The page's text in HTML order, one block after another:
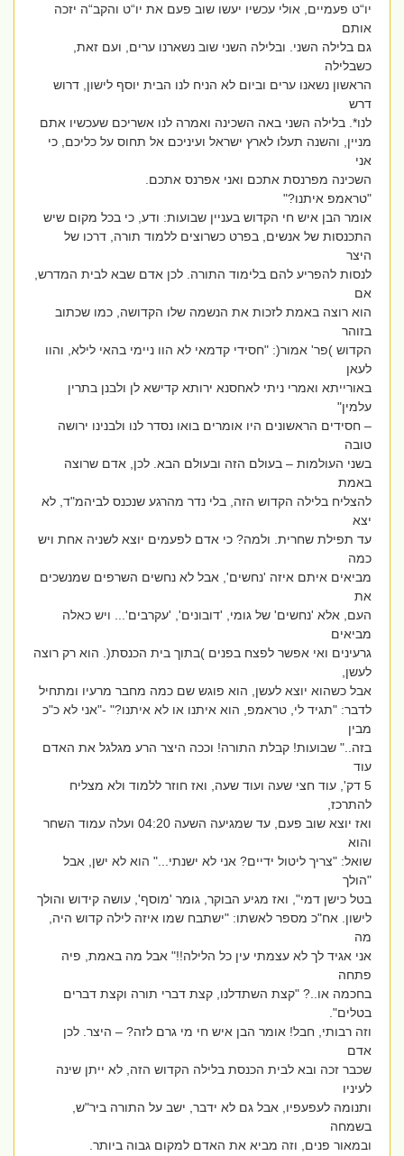
יו“ט פעמיים, אולי עכשיו יעשו שוב פעם את יו“ט והקב“ה יזכה
אותם
גם בלילה השני. ובלילה השני שוב נשארנו ערים, ועם זאת,
כשבלילה
הראשון נשאנו ערים וביום לא הניח לנו הבית יוסף לישון, דרוש
דרש
לנו*. בלילה השני באה השכינה ואמרה לנו אשריכם שעכשיו אתם
מניין, והשנה תעלו לארץ ישראל ועיניכם אל תחוס על כליכם, כי
אני
השכינה מפרנסת אתכם ואני אפרנס אתכם.
"טראמפ איתנו?"
אומר הבן איש חי הקדוש בעניין שבועות: ודע, כי בכל מקום שיש
התכנסות של אנשים, בפרט כשרוצים ללמוד תורה, דרכו של
היצר
לנסות להפריע להם בלימוד התורה. לכן אדם שבא לבית המדרש,
אם
הוא רוצה באמת לזכות את הנשמה שלו הקדושה, כמו שכתוב
בזוהר
הקדוש )פר' אמור(: "חסידי קדמאי לא הוו ניימי בהאי לילא, והוו
לעאן
באורייתא ואמרי ניתי לאחסנא ירותא קדישא לן ולבנן בתרין
עלמין"
– חסידים הראשונים היו אומרים בואו נסדר לנו ולבנינו ירושה
טובה
בשני העולמות – בעולם הזה ובעולם הבא. לכן, אדם שרוצה
באמת
להצליח בלילה הקדוש הזה, בלי נדר מהרגע שנכנס לביהמ"ד, לא
יצא
עד תפילת שחרית. ולמה? כי אדם לפעמים יוצא לשניה אחת ויש
כמה
מביאים איתם איזה 'נחשים', אבל לא נחשים השרפים שמנשכים
את
העם, אלא 'נחשים' של גומי, 'דובונים', 'עקרבים'... ויש כאלה
מביאים
גרעינים ואי אפשר לפצח בפנים )בתוך בית הכנסת(. הוא רק רוצה
לעשן,
אבל כשהוא יוצא לעשן, הוא פוגש שם כמה מחבר מרעיו ומתחיל
לדבר: "תגיד לי, טראמפ, הוא איתנו או לא איתנו?" -"אני לא כ"כ
מבין
בזה.." שבועות! קבלת התורה! וככה היצר הרע מגלגל את האדם
עוד
5 דק', עוד חצי שעה ועוד שעה, ואז חוזר ללמוד ולא מצליח
להתרכז,
ואז יוצא שוב פעם, עד שמגיעה השעה 04:20 ועלה עמוד השחר
והוא
שואל: "צריך ליטול ידיים? אני לא ישנתי..." הוא לא ישן, אבל
"הולך
בטל כישן דמי", ואז מגיע הבוקר, גומר 'מוסף', עושה קידוש והולך
לישון. אח"כ מספר לאשתו: "ישתבח שמו איזה לילה קדוש היה,
מה
אני אגיד לך לא עצמתי עין כל הלילה!!" אבל מה באמת, פיה
פתחה
בחכמה או..? "קצת השתדלנו, קצת דברי תורה וקצת דברים
בטלים".
וזה רבותי, חבל! אומר הבן איש חי מי גרם לזה? – היצר. לכן
אדם
שכבר זכה ובא לבית הכנסת בלילה הקדוש הזה, לא ייתן שינה
לעיניו
ותנומה לעפעפיו, אבל גם לא ידבר, ישב על התורה ביר"ש,
בשמחה
ובמאור פנים, וזה מביא את האדם למקום גבוה ביותר.